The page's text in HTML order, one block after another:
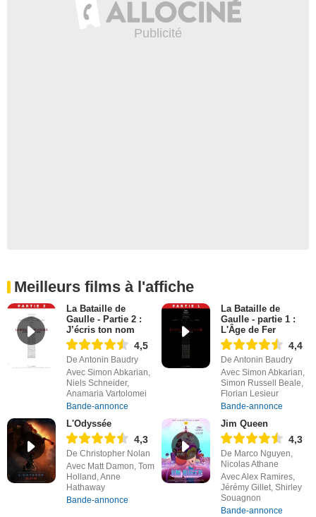
Meilleurs films à l'affiche
La Bataille de
Gaulle - Partie 2 :
J’écris ton nom
4,5
De Antonin Baudry
Avec Simon Abkarian,
Niels Schneider,
Anamaria Vartolomei
Bande-annonce
La Bataille de
Gaulle - partie 1 :
L'Âge de Fer
4,4
De Antonin Baudry
Avec Simon Abkarian,
Simon Russell Beale,
Florian Lesieur
Bande-annonce
L'Odyssée
4,3
De Christopher Nolan
Avec Matt Damon, Tom
Holland, Anne
Hathaway
Bande-annonce
Jim Queen
4,3
De Marco Nguyen,
Nicolas Athane
Avec Alex Ramires,
Jérémy Gillet, Shirley
Souagnon
Bande-annonce